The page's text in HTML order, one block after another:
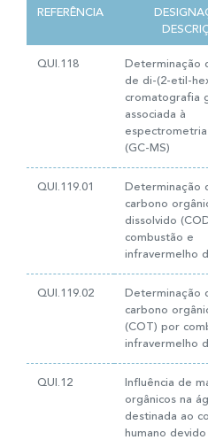
REFERÊNCIA
QUI.118
Determinação
de di-(2-etil-
cromatografia
associada à
espectrometria
(GC-MS)
QUI.119.01
Determinação
carbono
dissolvido
combustão e
infravermelho
QUI.119.02
Determinação
carbono
(COT) por
infravermelho
QUI.12
Influência de
orgânicos na
destinada ao
humano devido